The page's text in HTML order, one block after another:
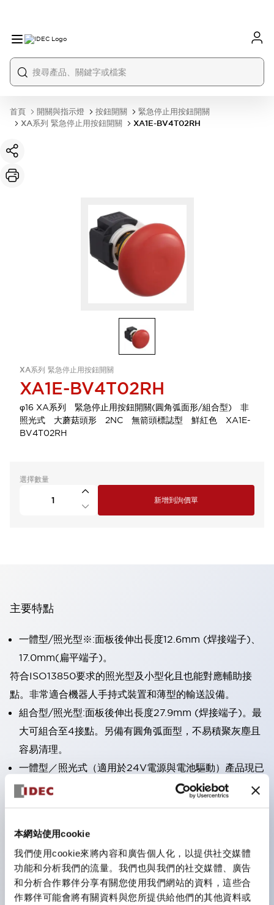
本網站使用cookie
我們使用cookie來將內容和廣告個人化，以提供社交媒體
功能和分析我們的流量。我們也與我們的社交媒體、廣告
和分析合作夥伴分享有關您使用我們網站的資料，這些合
作夥伴可能會將有關資料與您所提供給他們的其他資料或
首頁 開關與指示燈 按鈕開關
緊急停止用按鈕開關
XA系列 緊急停止用按鈕開關
XA1E-BV4T02RH
XA系列 緊急停止用按鈕開關
XA1E-BV4T02RH
φ16 XA系列 緊急停止用按鈕開關(圓角弧面形/組合型) 非
照光式 大蘑菇頭形 2NC 無箭頭標誌型 鮮紅色 XA1E-
BV4T02RH
選擇數量
新增到詢價單
主要特點
一體型/照光型※:面板後伸出長度12.6mm (焊接端子)、
17.0mm(扁平端子)。
符合ISO13850要求的照光型及小型化且也能對應輔助接
點。非常適合機器人手持式裝置和薄型的輸送設備。
組合型/照光型:面板後伸出長度27.9mm (焊接端子)。最
大可組合至4接點。另備有圓角弧面型，不易積聚灰塵且
容易清理。
一體型／照光式（適用於24V電源與電池驅動）產品現已
上市。
安全鎖定結構（IEC60947-5-5；6.2項）。
保護等級：IP65、IP67※（IEC60529）、
IP69K※(ISO20653)、UL Type 4X※
※2024年1月販售機種